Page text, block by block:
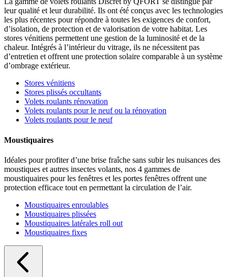
leur qualité et leur durabilité. Ils ont été conçus avec les technologies
les plus récentes pour répondre à toutes les exigences de confort,
d’isolation, de protection et de valorisation de votre habitat. Les
stores vénitiens permettent une gestion de la luminosité et de la
chaleur. Intégrés à l’intérieur du vitrage, ils ne nécessitent pas
d’entretien et offrent une protection solaire comparable à un système
d’ombrage extérieur.
Stores vénitiens
Stores plissés occultants
Volets roulants rénovation
Volets roulants pour le neuf ou la rénovation
Volets roulants pour le neuf
Moustiquaires
Idéales pour profiter d’une brise fraîche sans subir les nuisances des
moustiques et autres insectes volants, nos 4 gammes de
moustiquaires pour les fenêtres et les portes fenêtres offrent une
protection efficace tout en permettant la circulation de l’air.
Moustiquaires enroulables
Moustiquaires plissées
Moustiquaires latérales roll out
Moustiquaires fixes